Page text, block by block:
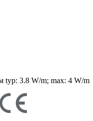
typ: 3.8 W/m; max: 4 W/m